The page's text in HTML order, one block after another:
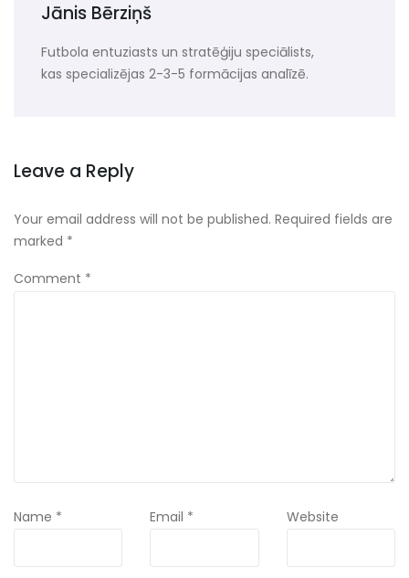
Jānis Bērziņš
Futbola entuziasts un stratēģiju speciālists,
kas specializējas 2-3-5 formācijas analīzē.
Leave a Reply
Your email address will not be published. Required fields are
marked *
Comment *
Name * Email * Website